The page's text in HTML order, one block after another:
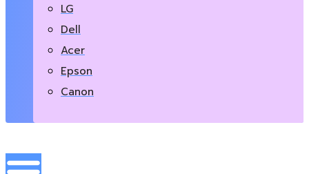
LG
Dell
Acer
Epson
Canon